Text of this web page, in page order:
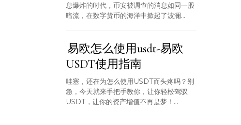
息爆炸的时代，币安被调查的消息如同一股
暗流，在数字货币的海洋中掀起了波澜...
易欧怎么使用usdt-易欧
USDT使用指南
哇塞，还在为怎么使用USDT而头疼吗？别
急，今天就来手把手教你，让你轻松驾驭
USDT，让你的资产增值不再是梦！...